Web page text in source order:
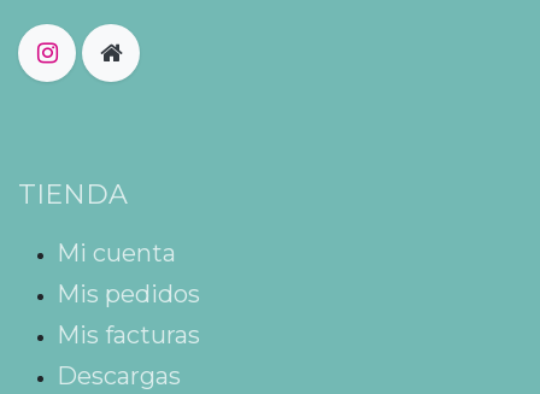
TIENDA
Mi cuenta
Mis pedidos
Mis facturas
Descargas